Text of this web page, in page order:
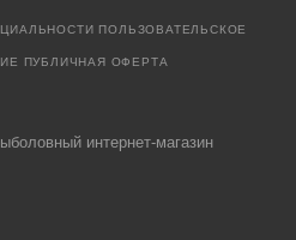
ПОЛЬЗОВАТЕЛЬСКОЕ
ПУБЛИЧНАЯ ОФЕРТА
интернет-магазин